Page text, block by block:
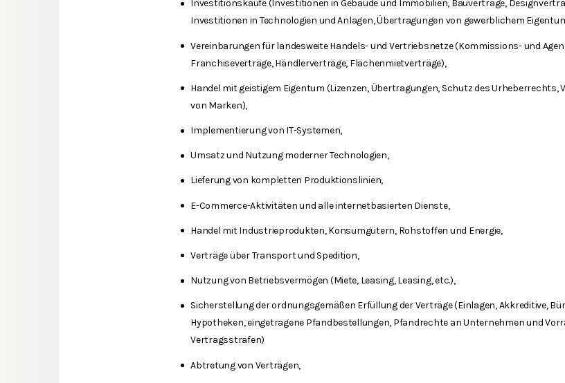
Investitionskäufe (Investitionen in Gebäude und Immobilien, Bauverträge,
Investitionen in Technologien und Anlagen, Übertragungen von gewerblichem
Vereinbarungen für landesweite Handels- und Vertriebsnetze (Kommissions- und
Franchiseverträge, Händlerverträge, Flächenmietverträge),
Handel mit geistigem Eigentum (Lizenzen, Übertragungen, Schutz des Urheberrechts,
von Marken),
Implementierung von IT-Systemen,
Umsatz und Nutzung moderner Technologien,
Lieferung von kompletten Produktionslinien,
E-Commerce-Aktivitäten und alle internetbasierten Dienste,
Handel mit Industrieprodukten, Konsumgütern, Rohstoffen und Energie,
Verträge über Transport und Spedition,
Nutzung von Betriebsvermögen (Miete, Leasing, Leasing, etc.),
Sicherstellung der ordnungsgemäßen Erfüllung der Verträge (Einlagen, Akkreditive,
Hypotheken, eingetragene Pfandbestellungen, Pfandrechte an Unternehmen und
Vertragsstrafen)
Abtretung von Verträgen,